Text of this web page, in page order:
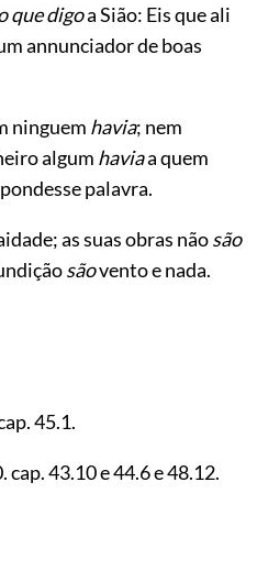
que digoa Sião: Eis que ali
annunciador de boas
ninguem havia; nem
algum haviaa quem
palavra.
as suas obras nãosão
sãovento e nada.
45.1.
. cap.43.10e44.6e48.12.